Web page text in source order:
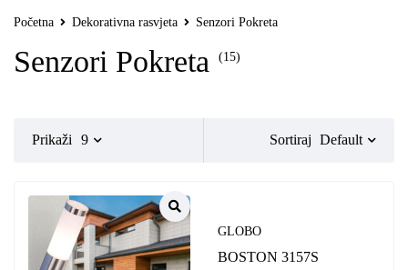
Početna Dekorativna rasvjeta Senzori Pokreta
Senzori Pokreta (15)
Sortiraj Default
Prikaži 9
GLOBO
BOSTON 3157S